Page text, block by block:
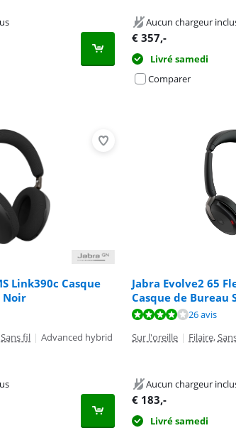
Aucun chargeur
€ 357,-
Livré samedi
Comparer
Link390c Casque
Noir
sur 1 avis.
Sans fil | Advanced hybrid
Jabra Evolve2 65
Casque de Bureau
sur 26 avis.
26 avis
Sur l'oreille | Filaire,
Aucun chargeur
€ 183,-
Livré samedi
sur 17 avis.